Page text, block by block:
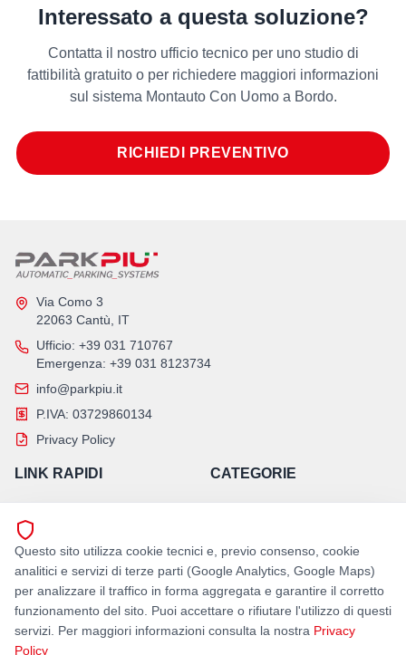
Interessato a questa soluzione?
Contatta il nostro ufficio tecnico per uno studio di
fattibilità gratuito o per richiedere maggiori informazioni
sul sistema Montauto Con Uomo a Bordo.
RICHIEDI PREVENTIVO
Via Como 3
22063 Cantù, IT
Ufficio: +39 031 710767
Emergenza: +39 031 8123734
info@parkpiu.it
P.IVA: 03729860134
Privacy Policy
LINK RAPIDI
Home
Azienda
Contatti
CATEGORIE
Parcheggi Automatici
Revamping
Assistenza H24
SEGUICI
Questo sito utilizza cookie tecnici e, previo consenso, cookie
analitici e servizi di terze parti (Google Analytics, Google Maps)
per analizzare il traffico in forma aggregata e garantire il corretto
funzionamento del sito. Puoi accettare o rifiutare l'utilizzo di questi
servizi. Per maggiori informazioni consulta la nostra Privacy
Policy